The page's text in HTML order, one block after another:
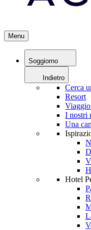
Menu
Soggiorno
Indietro
Cerca
Resort
I nostri
Una
Hotel